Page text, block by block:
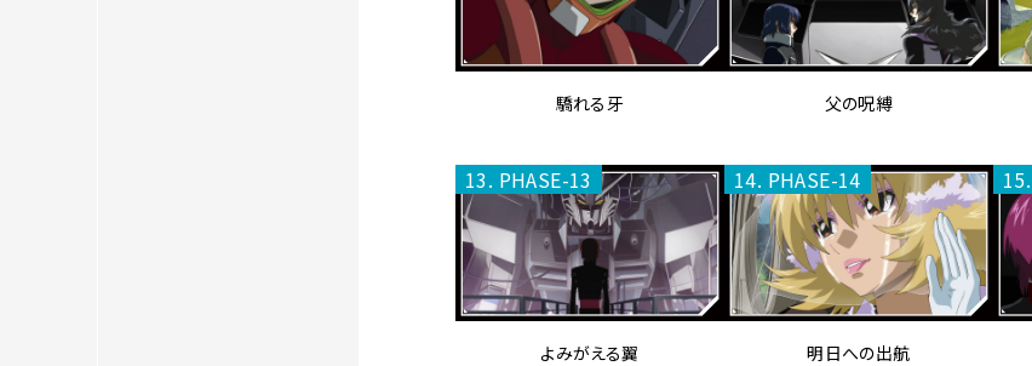
驕れる牙 父の呪縛
13. PHASE-13
よみがえる翼
14. PHASE-14
明日への出航